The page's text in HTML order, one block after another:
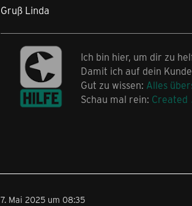
Gruß Linda
Ich bin hier, um dir zu
Damit ich auf dein
Gut zu wissen: Alles
Schau mal rein: Created
7. Mai 2025 um 08:35